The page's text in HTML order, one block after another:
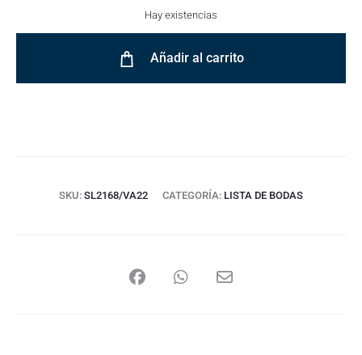
Hay existencias
Añadir al carrito
SKU: SL2168/VA22 CATEGORÍA: LISTA DE BODAS